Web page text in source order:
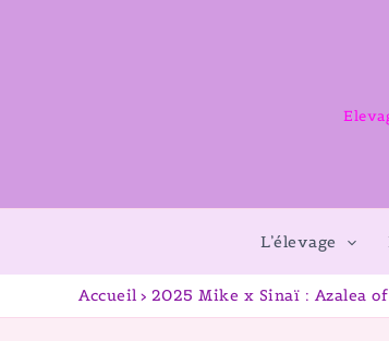
L’élevage
Accueil 2025 Mike x Sinaï : Azalea